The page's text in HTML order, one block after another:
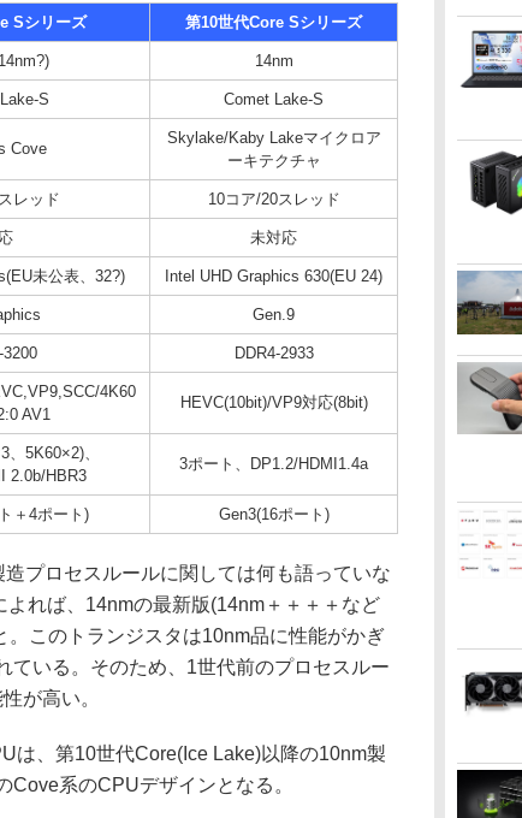
Sシリーズ
第10世代Core Sシリーズ
14nm
S Comet Lake-S
Cove
Skylake/Kaby Lakeマイクロア
ーキテクチャ
レッド 10コア/20スレッド
未対応
未公表、32?) Intel UHD Graphics 630(EU 24)
Gen.9
3200 DDR4-2933
4K60
AV1
HEVC(10bit)/VP9対応(8bit)
、5K60×2)、
2.0b/HBR3
3ポート、DP1.2/HDMI1.4a
＋4ポート) Gen3(16ポート)
プロセスルールに関しては何も語っていな
れば、14nmの最新版(14nm＋＋＋＋など
このトランジスタは10nm品に性能がかぎ
ている。そのため、1世代前のプロセスルー
が高い。
、第10世代Core(Ice Lake)以降の10nm製
系のCPUデザインとなる。